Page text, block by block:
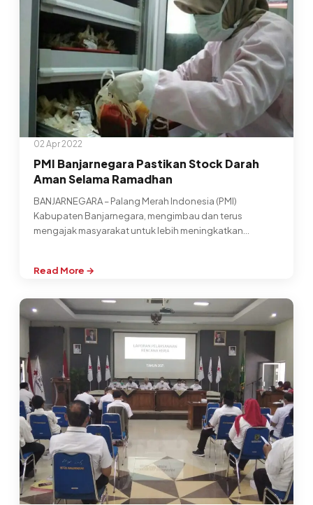
02 Apr 2022
PMI Banjarnegara Pastikan Stock Darah
Aman Selama Ramadhan
BANJARNEGARA – Palang Merah Indonesia (PMI)
Kabupaten Banjarnegara, mengimbau dan terus
mengajak masyarakat untuk lebih meningkatkan
Read More →
:
Banjarnegara
Pastikan
Aman
Selama
Ramadhan